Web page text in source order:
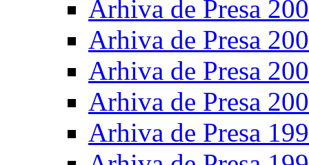
Arhiva de Presa
Arhiva de Presa
Arhiva de Presa
Arhiva de Presa
Arhiva de Presa